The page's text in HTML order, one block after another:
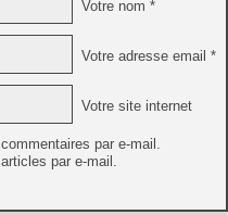
Votre nom *
Votre adresse email *
Votre site internet
par e-mail.
par e-mail.